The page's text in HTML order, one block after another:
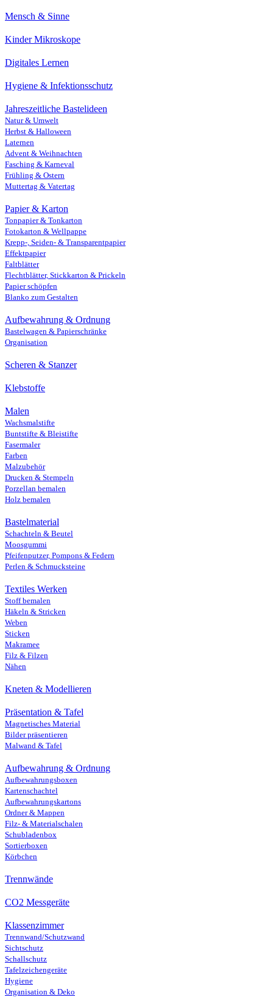
Mensch & Sinne
Kinder Mikroskope
Digitales Lernen
Hygiene & Infektionsschutz
Jahreszeitliche Bastelideen
Natur & Umwelt
Herbst & Halloween
Laternen
Advent & Weihnachten
Fasching & Karneval
Frühling & Ostern
Muttertag & Vatertag
Papier & Karton
Tonpapier & Tonkarton
Fotokarton & Wellpappe
Krepp-, Seiden- & Transparentpapier
Effektpapier
Faltblätter
Flechtblätter, Stickkarton & Prickeln
Papier schöpfen
Blanko zum Gestalten
Aufbewahrung & Ordnung
Bastelwagen & Papierschränke
Organisation
Scheren & Stanzer
Klebstoffe
Malen
Wachsmalstifte
Buntstifte & Bleistifte
Fasermaler
Farben
Malzubehör
Drucken & Stempeln
Porzellan bemalen
Holz bemalen
Bastelmaterial
Schachteln & Beutel
Moosgummi
Pfeifenputzer, Pompons & Federn
Perlen & Schmucksteine
Textiles Werken
Stoff bemalen
Häkeln & Stricken
Weben
Sticken
Makramee
Filz & Filzen
Nähen
Kneten & Modellieren
Präsentation & Tafel
Magnetisches Material
Bilder präsentieren
Malwand & Tafel
Aufbewahrung & Ordnung
Aufbewahrungsboxen
Kartenschachtel
Aufbewahrungskartons
Ordner & Mappen
Filz- & Materialschalen
Schubladenbox
Sortierboxen
Körbchen
Trennwände
CO2 Messgeräte
Klassenzimmer
Trennwand/Schutzwand
Sichtschutz
Schallschutz
Tafelzeichengeräte
Hygiene
Organisation & Deko